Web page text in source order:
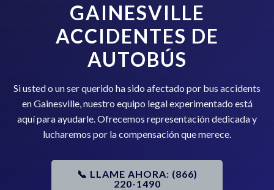
GAINESVILLE
ACCIDENTES DE
AUTOBÚS
Si usted o un ser querido ha sido afectado por bus accidents
en Gainesville, nuestro equipo legal experimentado está
aquí para ayudarle. Ofrecemos representación dedicada y
lucharemos por la compensación que merece.
📞 LLAME AHORA: (866)
220-1490